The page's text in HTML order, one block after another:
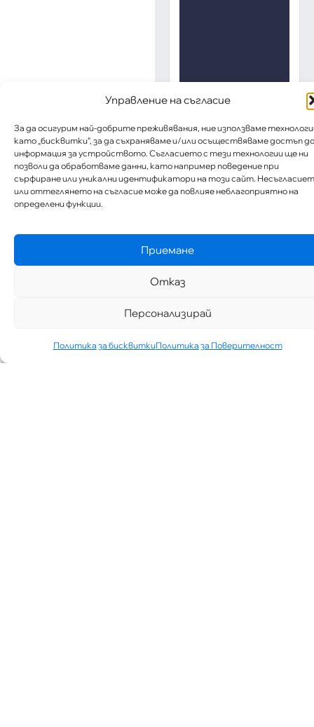
Управление на съгласие
За да осигурим най-добрите преживявания, ние използваме
като „бисквитки“, за да съхраняваме и/или осъществяваме достъп до
информация за устройството. Съгласието с тези технологии ще ни
позволи да обработваме данни, като например поведение при
сърфиране или уникални идентификатори на този сайт.
или оттеглянето на съгласие може да повлияе неблагоприятно на
определени функции.
Приемане
Отказ
Персонализирай
Политика за бисквиткиПолитика за Поверителност